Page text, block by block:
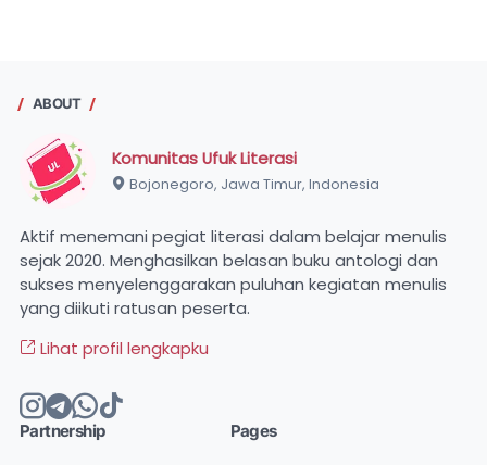
ABOUT
Komunitas Ufuk Literasi
Bojonegoro, Jawa Timur, Indonesia
Aktif menemani pegiat literasi dalam belajar menulis
sejak 2020. Menghasilkan belasan buku antologi dan
sukses menyelenggarakan puluhan kegiatan menulis
yang diikuti ratusan peserta.
Lihat profil lengkapku
Partnership Pages